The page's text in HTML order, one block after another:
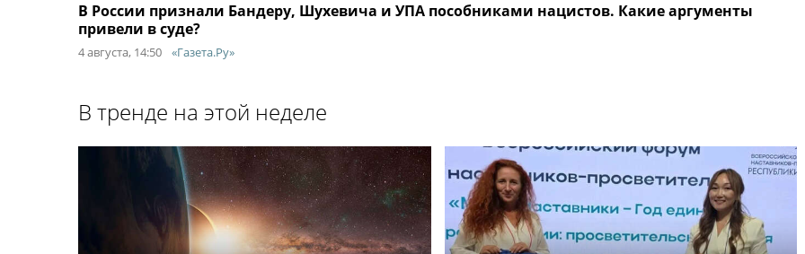
В России признали Бандеру, Шухевича и УПА пособниками нацистов. Какие аргументы
привели в суде?
4 августа, 14:50 «Газета.Ру»
В тренде на этой неделе